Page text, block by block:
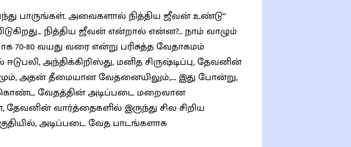
பாருங்கள். அவைகளால் நித்திய ஜீவன் உண்டு”
நித்திய ஜீவன் என்றால் என்ன?… நாம் வாழும்
70-80 வயது வரை என்று பரிசுத்த வேதாகமம்
அந்திக்கிறிஸ்து, மனித சிருஷ்டிப்பு, தேவனின்
அதன் தீமையான வேதனையிலும்,…. இது போன்று,
வேதத்தின் அடிப்படை மறைவான
வார்த்தைகளில் இருந்து சில சிறிய
அடிப்படை வேத பாடங்களாக